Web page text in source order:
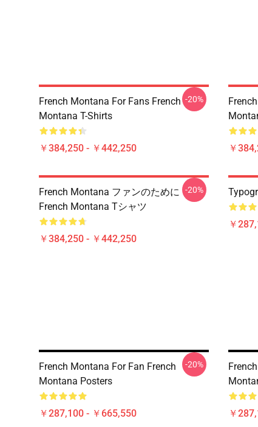
French Montana For Fans French
Montana T-Shirts
￥384,250 - ￥442,250
-20%
￥
French Montana ファンのために
French Montana Tシャツ
￥384,250 - ￥442,250
-20%
￥
French Montana For Fan French
Montana Posters
￥287,100 - ￥665,550
-20%
￥